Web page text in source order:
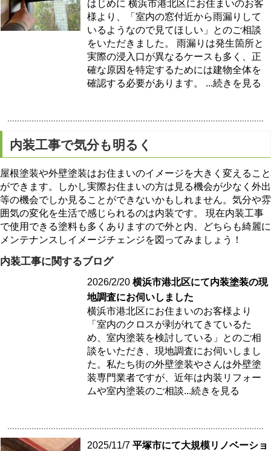
はじめに 横浜市港北区にお住まいのお客
様より、「室内の窓付近から雨漏りして
いるようなので見てほしい」とのご相談
をいただきました。 雨漏りは発生箇所と
実際の浸入口が異なるケースも多く、正
確な原因を特定するためには建物全体を
確認する必要があります。 ...続きを見る
内装工事で気分も明るく
屋根塗装や外壁塗装はお住まいのイメージを大きく変えること
ができます。しかし実際お住まいの方は見る機会が少なく外出
等の機会でしか見ることができないかもしれません。気分や雰
囲気の変化を生活で感じられるのは内装です。 現在内装工事
で使用できる塗料も多くありますので外と内、どちらも綺麗に
メンテナンスしイメージチェンジを図ってみましょう！
内装工事に関するブログ
2026/2/20横浜市港北区にて内装塗装の現
地調査にお伺いしました
横浜市港北区にお住まいのお客様より
「室内のクロスが剥がれてきているた
め、室内塗装を検討している」とのご相
談をいただき、現地調査にお伺いしまし
た。私たち街の外壁塗装やさんは外壁塗
装専門業者ですが、近年は内装リフォー
ムや室内塗装のご相談...続きを見る
2025/11/7平塚市にて大規模リノベーショ